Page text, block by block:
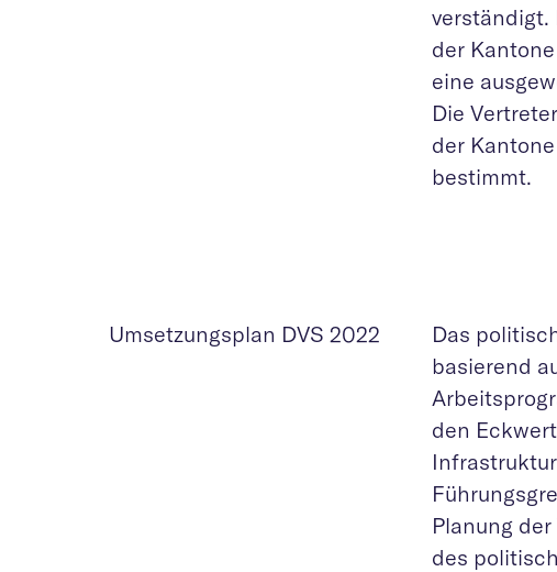
verständigt.
der
eine
Die
der
bestimmt.
Umsetzungsplan DVS 2022
Das
basierend
den
Planung
des